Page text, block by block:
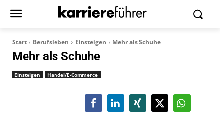
Start Berufsleben Einsteigen Mehr als Schuhe
Mehr als Schuhe
Einsteigen Handel/E-Commerce